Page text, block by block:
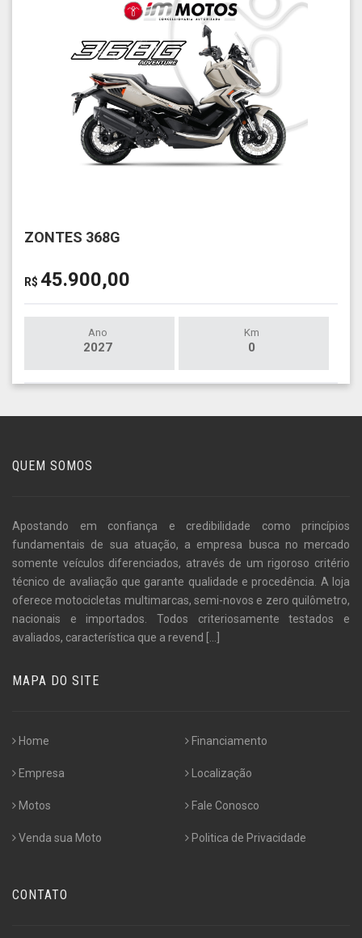
ZONTES 368G
R$ 45.900,00
Ano
2027
Km
0
QUEM SOMOS
Apostando em confiança e credibilidade como princípios
fundamentais de sua atuação, a empresa busca no mercado
somente veículos diferenciados, através de um rigoroso critério
técnico de avaliação que garante qualidade e procedência. A loja
oferece motocicletas multimarcas, semi-novos e zero quilômetro,
nacionais e importados. Todos criteriosamente testados e
avaliados, característica que a revend [...]
MAPA DO SITE
Home
Empresa
Motos
Venda sua Moto
Financiamento
Localização
Fale Conosco
Politica de Privacidade
CONTATO